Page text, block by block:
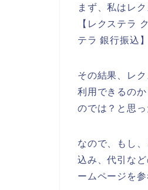
まず、私はレ
【レクステラ
テラ 銀行振込
その結果、レ
利用できるの
のでは？と思っ
なので、もし
込み、代引な
ームページを